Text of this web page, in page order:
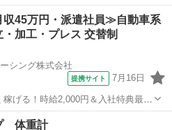
スキンケア 新品
45万円・派遣社員≫自動車系
加工・プレス 交替制
シング株式会社
提携サイト 7月16日
稼げる！時給2,000円＆入社特典最大
付き／土日休み／未経験OK＆研修
の他
体重計